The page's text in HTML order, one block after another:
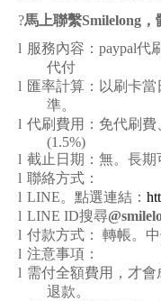
?馬上聯繫Smilelong，
l 服務內容：paypal代
代付
l 匯率計算：以刷卡
準。
l 代刷費用：免代刷
(1.5%)
l 截止日期：無。長期
l 聯絡方式：
l LINE。點選連結：
l LINE ID搜尋
l 付款方式： 轉帳。
l 注意事項：
l 需付全額費用，才
退款。